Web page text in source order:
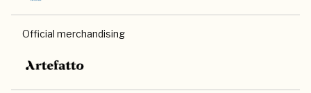
Official merchandising